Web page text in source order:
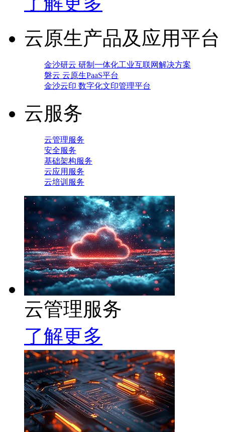
云原生产品及应用平台
金沙研云 研制一体化工业互联网解决方案
磐云 云原生PaaS平台
金沙云印 数字化文印管理平台
云服务
云管理服务
安全服务
基础架构服务
云应用服务
云培训服务
云管理服务
了解更多